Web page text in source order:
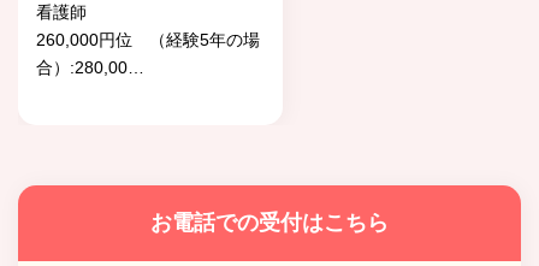
看護師
260,000円位 （経験5年の場
合）:280,00
お電話での受付はこちら